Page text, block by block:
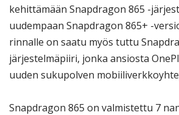
kehittämään Snapdragon 865 -
uudempaan Snapdragon 865+ -
rinnalle on saatu myös tuttu
järjestelmäpiiri, jonka ansiosta
uuden sukupolven
Snapdragon 865 on valmistettu 7